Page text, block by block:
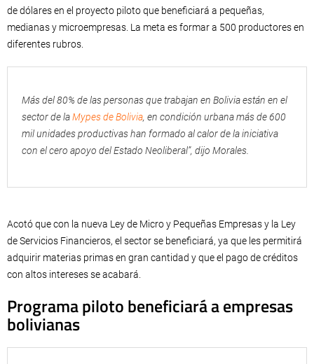
de dólares en el proyecto piloto que beneficiará a pequeñas,
medianas y microempresas. La meta es formar a 500 productores en
diferentes rubros.
Más del 80% de las personas que trabajan en Bolivia están en el
sector de laMypes de Bolivia, en condición urbana más de 600
mil unidades productivas han formado al calor de la iniciativa
con el cero apoyo del Estado Neoliberal”, dijo Morales.
Acotó que con la nueva Ley de Micro y Pequeñas Empresas y la Ley
de Servicios Financieros, el sector se beneficiará, ya que les permitirá
adquirir materias primas en gran cantidad y que el pago de créditos
con altos intereses se acabará.
Programa piloto beneficiará a empresas
bolivianas